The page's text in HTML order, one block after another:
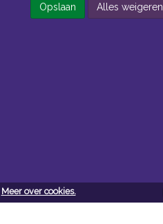
Meer over cookies.
Opslaan Alles weigeren